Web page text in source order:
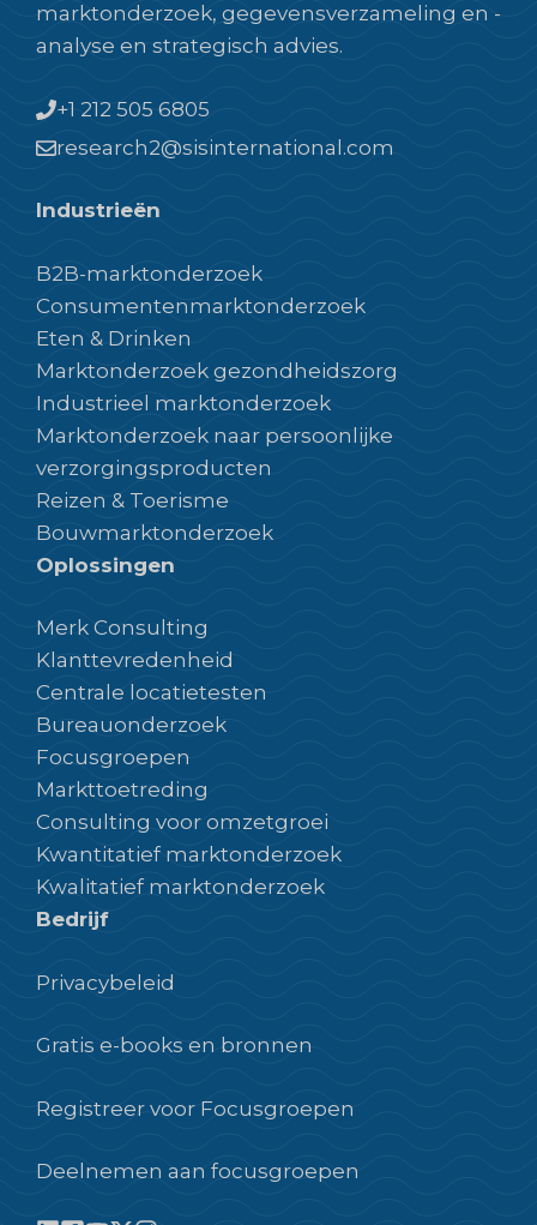
marktonderzoek, gegevensverzameling en -
analyse en strategisch advies.
+1 212 505 6805
research2@sisinternational.com
Industrieën
B2B-marktonderzoek
Consumentenmarktonderzoek
Eten & Drinken
Marktonderzoek gezondheidszorg
Industrieel marktonderzoek
Marktonderzoek naar persoonlijke
verzorgingsproducten
Reizen & Toerisme
Bouwmarktonderzoek
Oplossingen
Merk Consulting
Klanttevredenheid
Centrale locatietesten
Bureauonderzoek
Focusgroepen
Markttoetreding
Consulting voor omzetgroei
Kwantitatief marktonderzoek
Kwalitatief marktonderzoek
Bedrijf
Privacybeleid
Gratis e-books en bronnen
Registreer voor Focusgroepen
Deelnemen aan focusgroepen